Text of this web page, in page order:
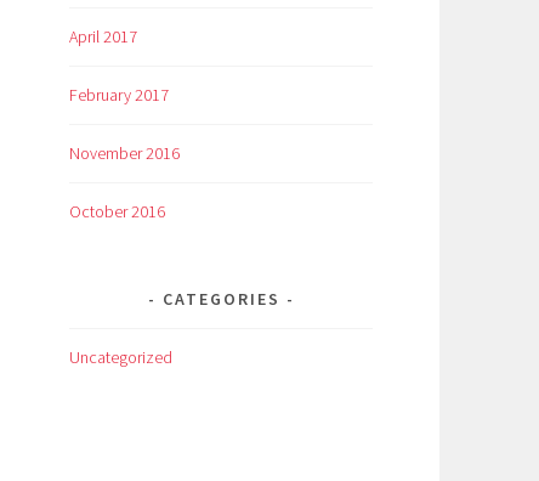
April 2017
February 2017
November 2016
October 2016
CATEGORIES
Uncategorized